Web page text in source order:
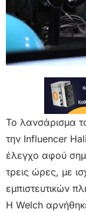
Το λανσάρισμα
την Influencer
έλεγχο αφού
τρεις ώρες, με
εμπιστευτικών
Η Welch